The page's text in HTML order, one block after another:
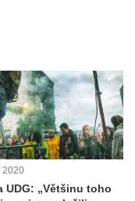
2020
UDG: „Většinu toho